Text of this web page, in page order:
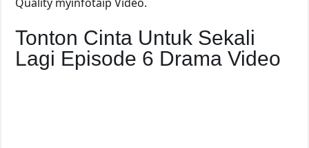
Tonton Cinta Untuk Sekali
Lagi Episode 6 Drama Video